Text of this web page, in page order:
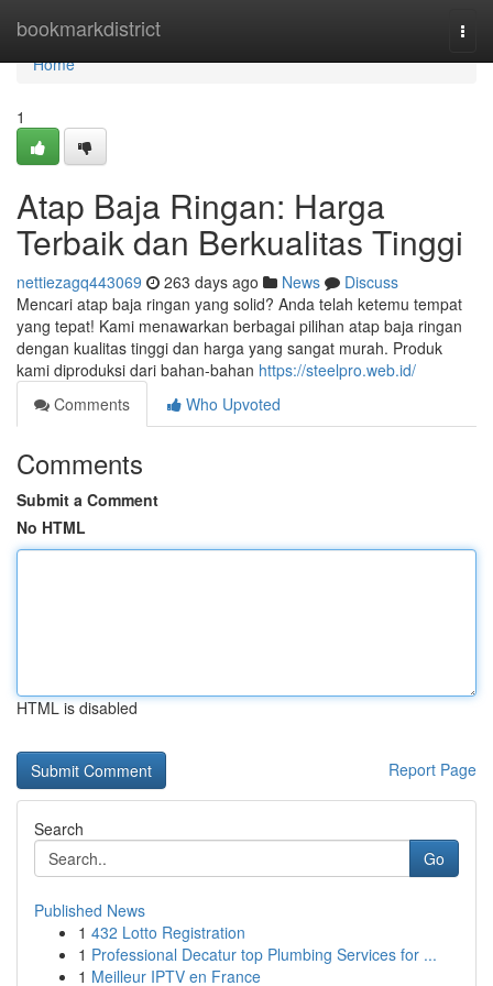
bookmarkdistrict
Home
Home
1
Atap Baja Ringan: Harga
Terbaik dan Berkualitas Tinggi
nettiezagq443069 263 days ago News
Discuss
Mencari atap baja ringan yang solid? Anda telah ketemu tempat
yang tepat! Kami menawarkan berbagai pilihan atap baja ringan
dengan kualitas tinggi dan harga yang sangat murah. Produk
kami diproduksi dari bahan-bahan https://steelpro.web.id/
Comments
Who Upvoted
Comments
Submit a Comment
No HTML
HTML is disabled
Report Page
Search
Go
Published News
1 432 Lotto Registration
1 Professional Decatur top Plumbing Services for ...
1 Meilleur IPTV en France